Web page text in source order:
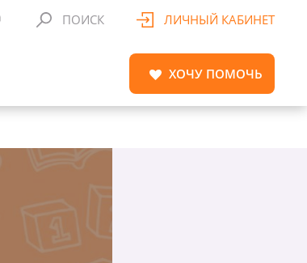
ПОИСК ЛИЧНЫЙ КАБИНЕТ
ХОЧУ ПОМОЧЬ